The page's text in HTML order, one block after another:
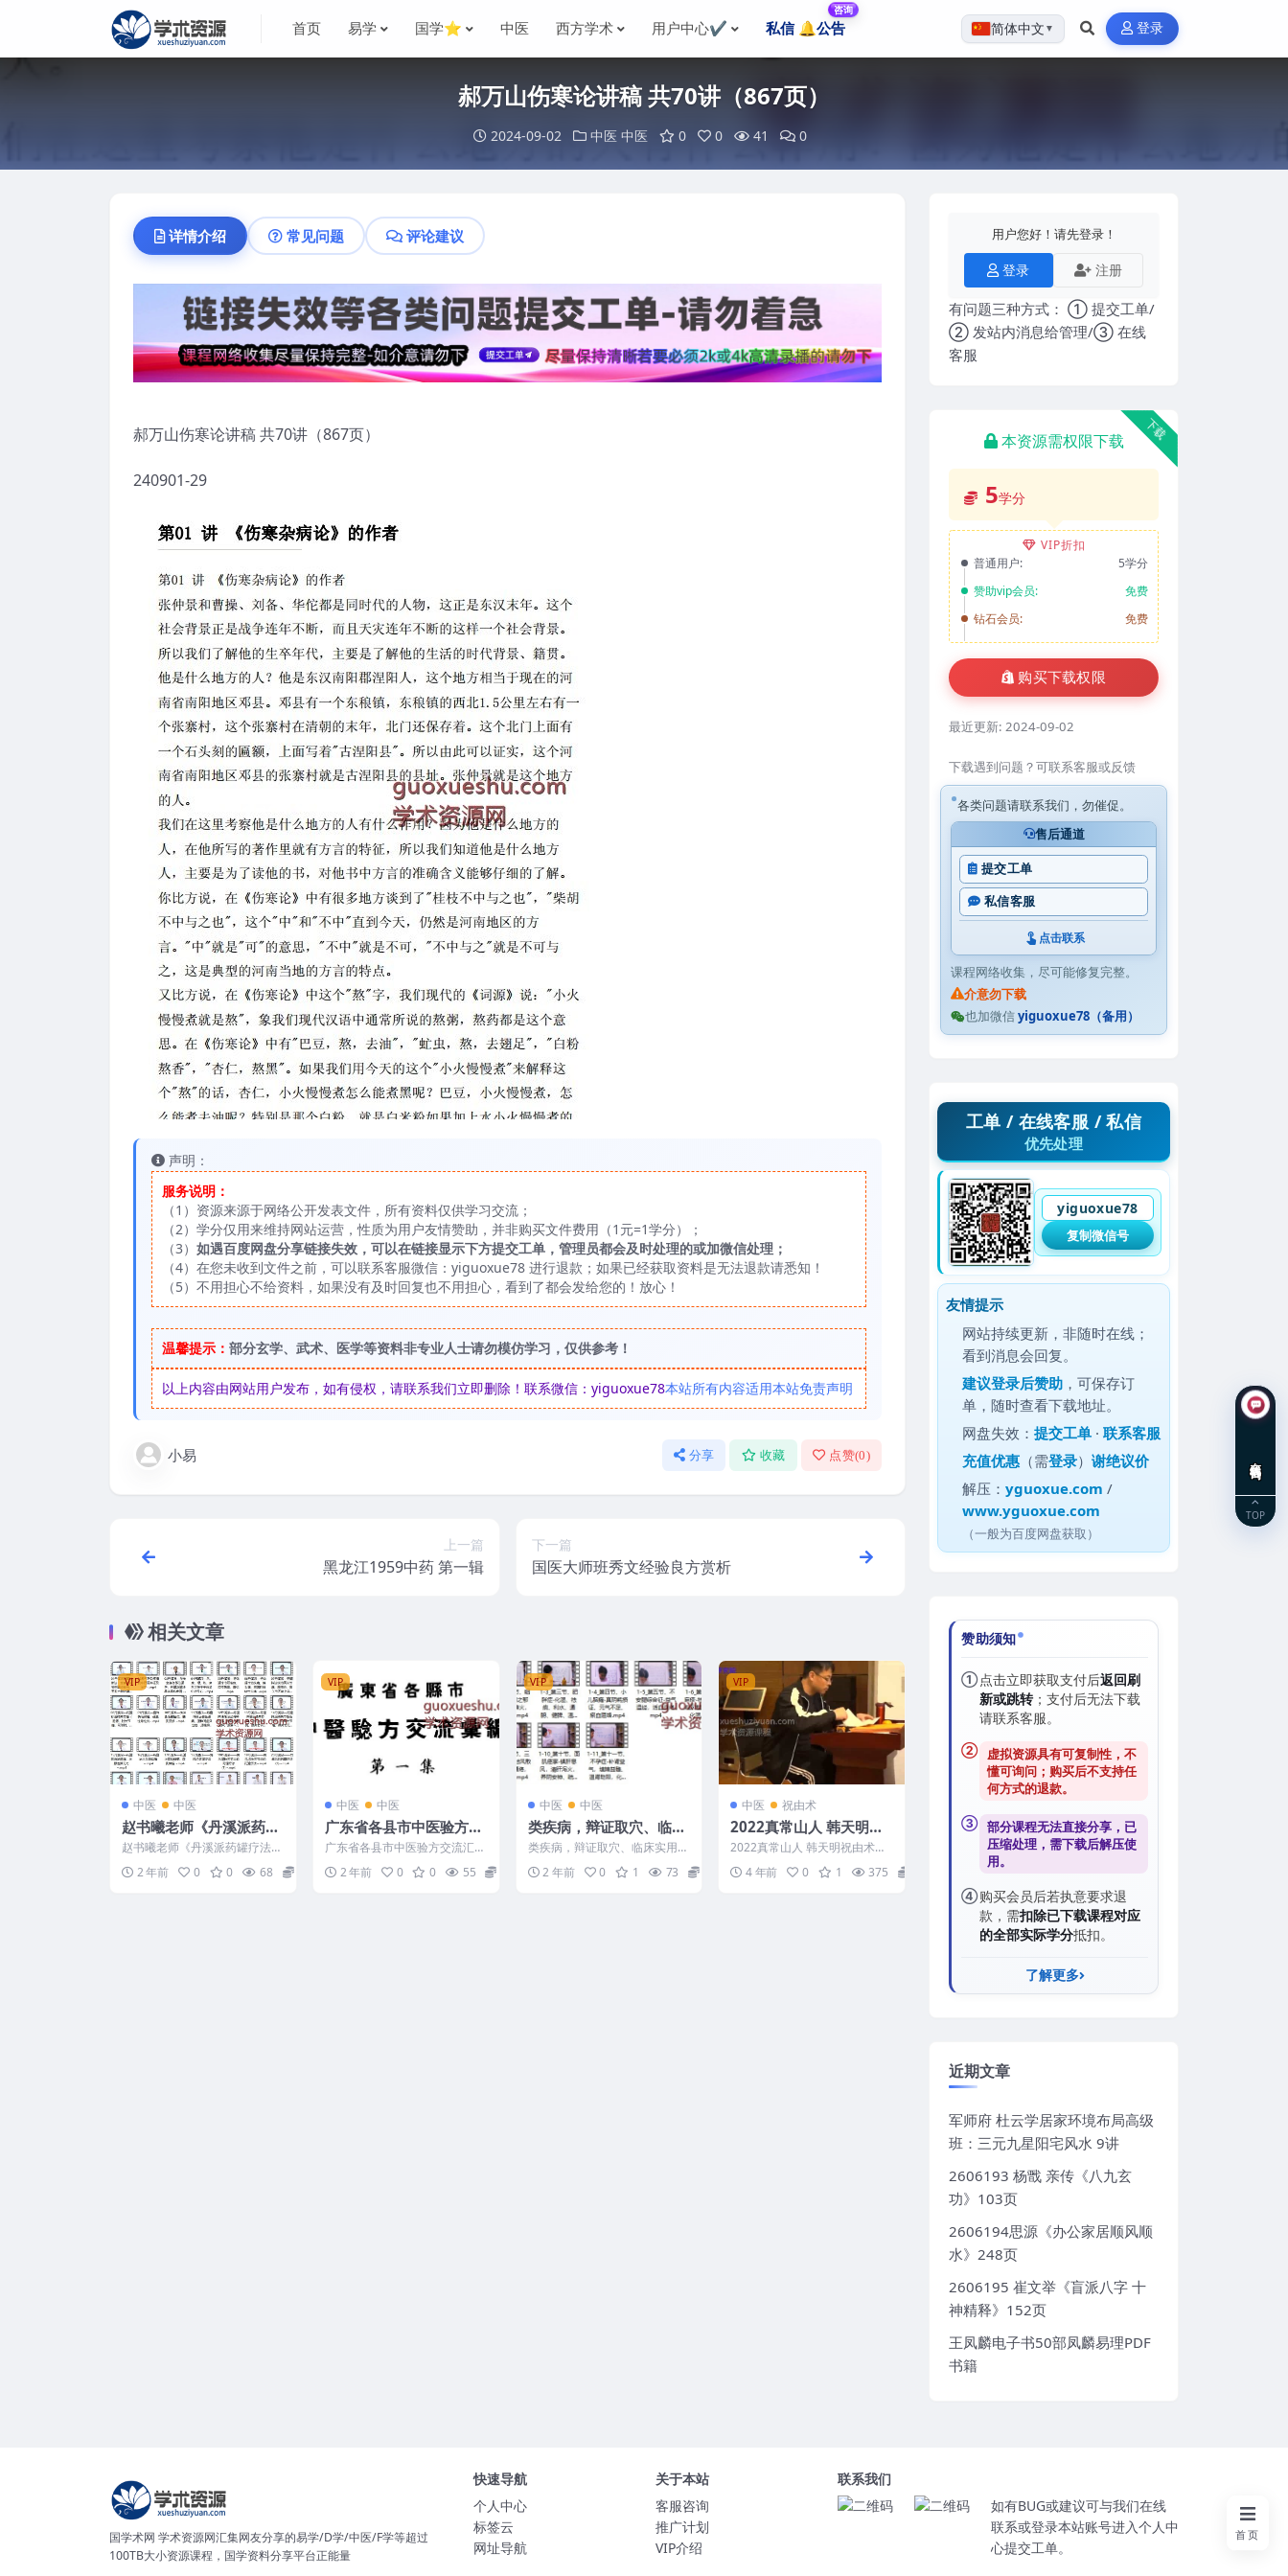
首页 易学 国学⭐ 中医 西方学术 用户中心✔️ 私信 🔔公告
咨询
简体中文 ▼ 登录
郝万山伤寒论讲稿 共70讲（867页）
2024-09-02 中医 中医 0 0 41 0
详情介绍 常见问题 评论建议
郝万山伤寒论讲稿 共70讲（867页）
240901-29
声明：
服务说明：
（1）资源来源于网络公开发表文件，所有资料仅供学习交流；
（2）学分仅用来维持网站运营，性质为用户友情赞助，并非购买文件费用（1元=1学分）；
（3） 如遇百度网盘分享链接失效，可以在链接显示下方提交工单，管理员都会及时处理的或加微信处理；
（4）在您未收到文件之前，可以联系客服微信：yiguoxue78 进行退款；如果已经获取资料是无法退款请悉知！
（5）不用担心不给资料，如果没有及时回复也不用担心，看到了都会发给您的！放心！
温馨提示： 部分玄学、武术、医学等资料非专业人士请勿模仿学习，仅供参考！
以上内容由网站用户发布，如有侵权，请联系我们立即删除！联系微信：yiguoxue78本站所有内容适用本站免责声明
小易 分享 收藏 点赞(0)
上一篇
黑龙江1959中药 第一辑
下一篇
国医大师班秀文经验良方赏析
相关文章
VIP
中医 中医
赵书曦老师《丹溪派药罐
疗法》第1期
赵书曦老师《丹溪派药罐疗法》
第1期 2408114 01丹溪派药罐
诊断法：全身各...
2 年前 0 0 68
VIP
中医 中医
广东省各县市中医验方交
流汇集
广东省各县市中医验方交流汇集
2 年前 0 0 55
VIP
中医 中医
类疾病，辩证取穴、临床
实用针灸处方
类疾病，辩证取穴、临床实用针
灸处方 2408120 1-1_第一节、
近视针灸处方...
2 年前 0 1 73
VIP
中医 祝由术
2022真常山人 韩天明祝
由术高级道醫入門-祝由
術
2022真常山人 韩天明祝由术高
级道醫入門-祝由術 韩天明祝由
术高级2022 编...
4 年前 0 1 375
用户您好！请先登录！
登录 注册
有问题三种方式： ① 提交工单/
② 发站内消息给管理/③ 在线
客服
下载
本资源需权限下载
5学分
VIP折扣
普通用户:
5学分
赞助vip会员:
免费
钻石会员:
免费
购买下载权限
最近更新: 2024-09-02
下载遇到问题？可联系客服或反馈
各类问题请联系我们，勿催促。
售后通道
提交工单
私信客服
点击联系
课程网络收集，尽可能修复完整。
介意勿下载
也加微信yiguoxue78（备用）
工单 / 在线客服 / 私信
优先处理
yiguoxue78
复制微信号
友情提示
网站持续更新，非随时在线；
看到消息会回复。
建议登录后赞助 ，可保存订
单，随时查看下载地址。
网盘失效：提交工单 ·联系客服
充值优惠 （需登录）谢绝议价
解压：yguoxue.com /
www.yguoxue.com
（一般为百度网盘获取）
赞助须知
①点击立即获取支付后返回刷
新或跳转；支付后无法下载
请联系客服。
②
虚拟资源具有可复制性，不
懂可询问；购买后不支持任
何方式的退款。
③ 部分课程无法直接分享，已
压缩处理，需下载后解压使
用。
④购买会员后若执意要求退
款，需扣除已下载课程对应
的全部实际学分抵扣。
了解更多
近期文章
军师府 杜云学居家环境布局高级
班：三元九星阳宅风水 9讲
2606193 杨戬 亲传《八九玄
功》103页
2606194思源《办公家居顺风顺
水》248页
2606195 崔文举《盲派八字 十
神精释》152页
王凤麟电子书50部凤麟易理PDF
书籍
国学术网 学术资源网汇集网友分享的易学/D学/中医/F学等超过
100TB大小资源课程，国学资料分享平台正能量
快速导航
个人中心
标签云
网址导航
关于本站
客服咨询
推广计划
VIP介绍
联系我们
如有BUG或建议可与我们在线
联系或登录本站账号进入个人中
心提交工单。
首页
TOP